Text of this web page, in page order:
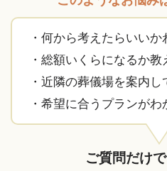
・何から考えたらいいか
・総額いくらになるか教
・近隣の葬儀場を案内し
・希望に合うプランがわ
ご質問だけ